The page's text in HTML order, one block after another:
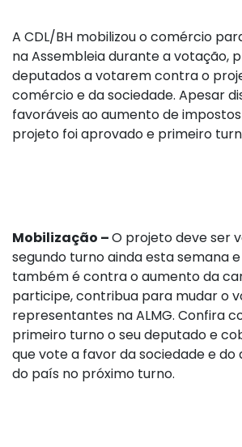
A CDL/BH mobilizou o comércio
na Assembleia durante a votação,
deputados a votarem contra o
comércio e da sociedade. Apesar
favoráveis ao aumento de
projeto foi aprovado e primeiro
Mobilização –O projeto deve ser
segundo turno ainda esta semana
também é contra o aumento da
participe, contribua para mudar o
representantes na ALMG. Confira
primeiro turno o seu deputado e
que vote a favor da sociedade e
do país no próximo turno.